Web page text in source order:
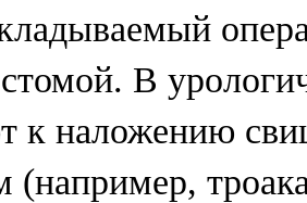
В
к наложению
(например,